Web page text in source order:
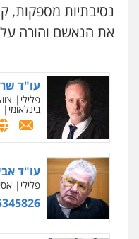
נסיבתיות מספקות,
את הנאשם והורה על
עו"ד
פלילי
בינלאומי
עו"ד
פלילי
ניר